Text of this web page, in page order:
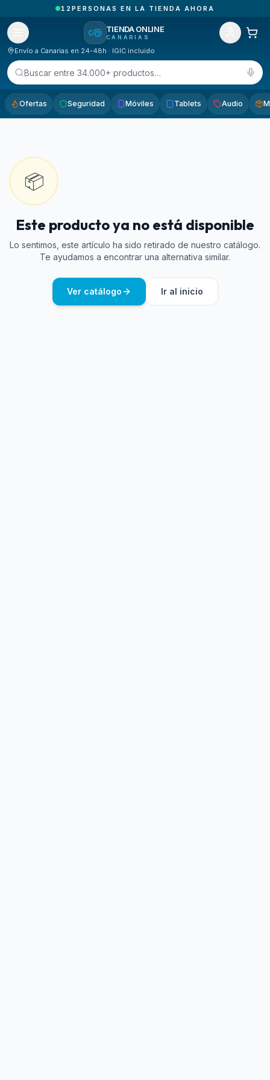
12PERSONAS EN LA TIENDA AHORA
TIENDA ONLINE
CANARIAS
Envío a Canarias en 24-48h · IGIC incluido
Buscar entre 34.000+ productos…
Ofertas Seguridad Móviles Tablets Audio
📦
Este producto ya no está disponible
Lo sentimos, este artículo ha sido retirado de nuestro catálogo.
Te ayudamos a encontrar una alternativa similar.
Ver catálogo Ir al inicio